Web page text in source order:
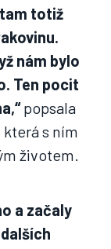
totiž
nám bylo
Ten pocit
popsala
s ním
životem.
a začaly